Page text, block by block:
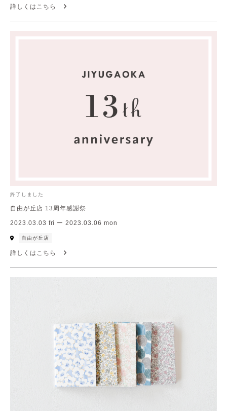
詳しくはこちら
終了しました
自由が丘店 13周年感謝祭
2023.03.03 fri ー 2023.03.06 mon
自由が丘店
詳しくはこちら